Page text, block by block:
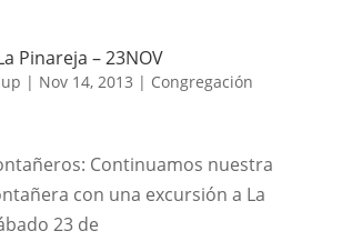
Pinareja – 23NOV
| Nov 14, 2013 | Congregación
Continuamos nuestra
con una excursión a La
23 de